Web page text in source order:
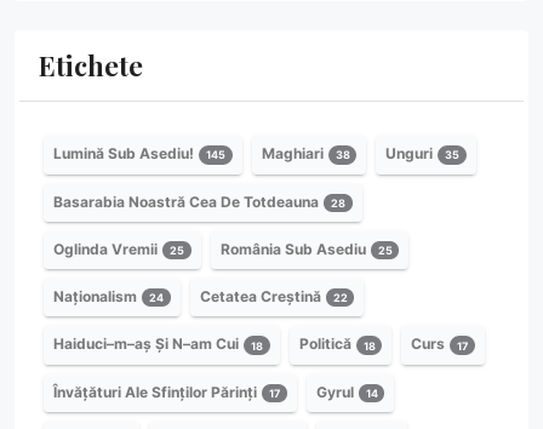
Etichete
Lumină Sub Asediu! 145 Maghiari 38 Unguri 35
Basarabia Noastră Cea De Totdeauna 28
Oglinda Vremii 25 România Sub Asediu 25
Naționalism 24 Cetatea Creștină 22
Haiduci–m–aș Și N–am Cui 18 Politică 18 Curs 17
Învățături Ale Sfinților Părinți 17 Gyrul 14